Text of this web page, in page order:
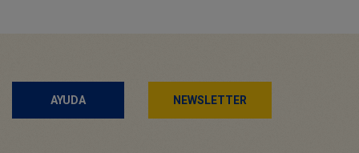
AYUDA NEWSLETTER